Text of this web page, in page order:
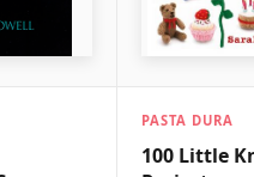
PASTA
La